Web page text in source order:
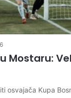
Mostaru:
osvajača Kupa